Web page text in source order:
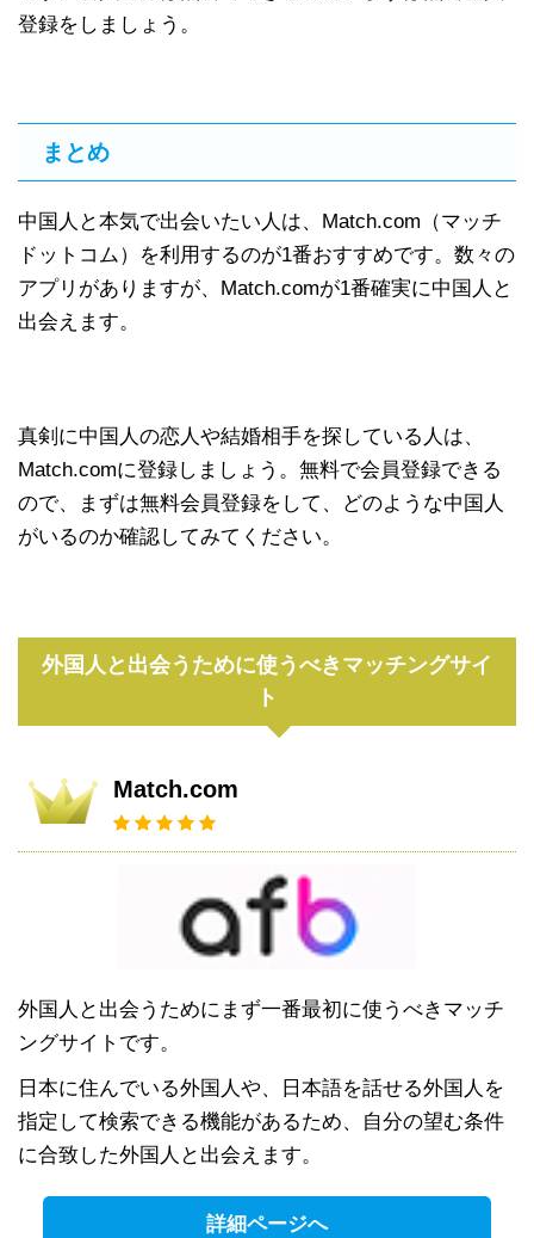
登録をしましょう。
まとめ
中国人と本気で出会いたい人は、Match.com（マッチ
ドットコム）を利用するのが1番おすすめです。数々の
アプリがありますが、Match.comが1番確実に中国人と
出会えます。
真剣に中国人の恋人や結婚相手を探している人は、
Match.comに登録しましょう。無料で会員登録できる
ので、まずは無料会員登録をして、どのような中国人
がいるのか確認してみてください。
外国人と出会うために使うべきマッチングサイ
ト
Match.com
外国人と出会うためにまず一番最初に使うべきマッチ
ングサイトです。
日本に住んでいる外国人や、日本語を話せる外国人を
指定して検索できる機能があるため、自分の望む条件
に合致した外国人と出会えます。
詳細ページへ